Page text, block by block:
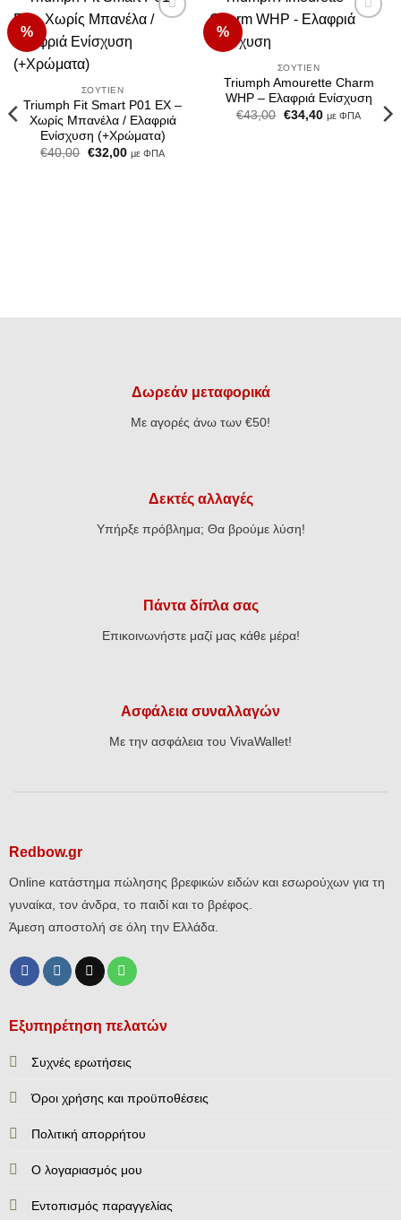
%
ΣΟΥΤΙΈΝ
Triumph Fit Smart P01 EX –
Χωρίς Μπανέλα / Ελαφριά
Ενίσχυση (+Χρώματα)
€40,00 Original
€32,00Ημε ΦΠΑ
%
ΣΟΥΤΙΈΝ
Triumph Amourette Charm
WHP – Ελαφριά Ενίσχυση
€43,00 Original
€34,40Ημε ΦΠΑ
Δωρεάν μεταφορικά
Με αγορές άνω των €50!
Δεκτές αλλαγές
Υπήρξε πρόβλημα; Θα βρούμε λύση!
Πάντα δίπλα σας
Επικοινωνήστε μαζί μας κάθε μέρα!
Ασφάλεια συναλλαγών
Με την ασφάλεια του VivaWallet!
Redbow.gr
Online κατάστημα πώλησης βρεφικών ειδών και εσωρούχων για τη
γυναίκα, τον άνδρα, το παιδί και το βρέφος.
Άμεση αποστολή σε όλη την Ελλάδα.
Εξυπηρέτηση πελατών
Συχνές ερωτήσεις
Όροι χρήσης και προϋποθέσεις
Πολιτική απορρήτου
Ο λογαριασμός μου
Εντοπισμός παραγγελίας